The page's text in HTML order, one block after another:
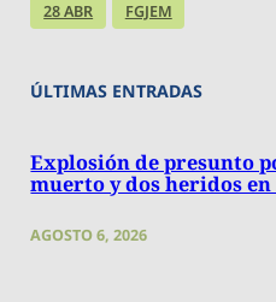
28 ABR FGJEM
ÚLTIMAS ENTRADAS
Explosión de presunto
muerto y dos heridos
AGOSTO 6, 2026